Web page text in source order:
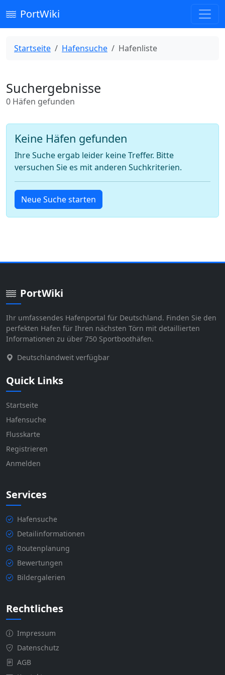
PortWiki
Startseite Hafensuche Hafenliste
Suchergebnisse
0 Häfen gefunden
Keine Häfen gefunden
Ihre Suche ergab leider keine Treffer. Bitte
versuchen Sie es mit anderen Suchkriterien.
Neue Suche starten
PortWiki
Ihr umfassendes Hafenportal für Deutschland. Finden Sie den
perfekten Hafen für Ihren nächsten Törn mit detaillierten
Informationen zu über 750 Sportboothäfen.
Deutschlandweit verfügbar
Quick Links
Startseite
Hafensuche
Flusskarte
Registrieren
Anmelden
Services
Hafensuche
Detailinformationen
Routenplanung
Bewertungen
Bildergalerien
Rechtliches
Impressum
Datenschutz
AGB